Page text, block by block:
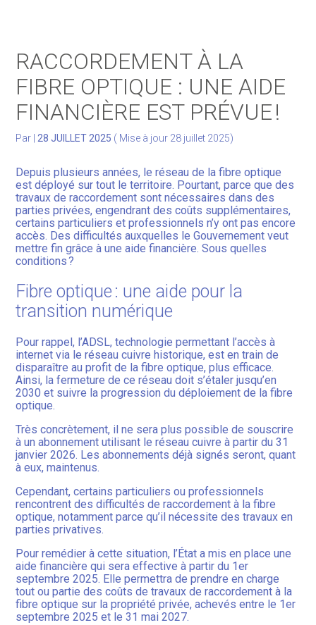
Gérer votre patrimoine
Facturation Électronique
RACCORDEMENT À LA
FIBRE OPTIQUE : UNE AIDE
FINANCIÈRE EST PRÉVUE !
Par 28 JUILLET 2025 ( Mise à jour 28 juillet 2025)
Depuis plusieurs années, le réseau de la fibre optique
est déployé sur tout le territoire. Pourtant, parce que des
travaux de raccordement sont nécessaires dans des
parties privées, engendrant des coûts supplémentaires,
certains particuliers et professionnels n’y ont pas encore
accès. Des difficultés auxquelles le Gouvernement veut
mettre fin grâce à une aide financière. Sous quelles
conditions ?
Fibre optique : une aide pour la
transition numérique
Pour rappel, l’ADSL, technologie permettant l’accès à
internet via le réseau cuivre historique, est en train de
disparaître au profit de la fibre optique, plus efficace.
Ainsi, la fermeture de ce réseau doit s’étaler jusqu’en
2030 et suivre la progression du déploiement de la fibre
optique.
Très concrètement, il ne sera plus possible de souscrire
à un abonnement utilisant le réseau cuivre à partir du 31
janvier 2026. Les abonnements déjà signés seront, quant
à eux, maintenus.
Cependant, certains particuliers ou professionnels
rencontrent des difficultés de raccordement à la fibre
optique, notamment parce qu’il nécessite des travaux en
parties privatives.
Pour remédier à cette situation, l’État a mis en place une
aide financière qui sera effective à partir du 1er
septembre 2025. Elle permettra de prendre en charge
tout ou partie des coûts de travaux de raccordement à la
fibre optique sur la propriété privée, achevés entre le 1er
septembre 2025 et le 31 mai 2027.